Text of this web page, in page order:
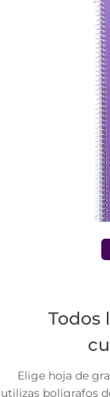
Todos
Elige hoja de
utilizas bolígrafos